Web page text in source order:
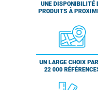
UNE DISPONIBILITÉ
PRODUITS À
UN LARGE CHOIX
22 000